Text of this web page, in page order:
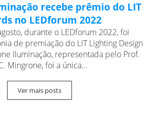
recebe prêmio do LIT
no LEDforum 2022
durante o LEDforum 2022, foi
de premiação do LIT Lighting Design
Iluminação, representada pelo Prof.
Mingrone, foi a única...
Ver mais posts